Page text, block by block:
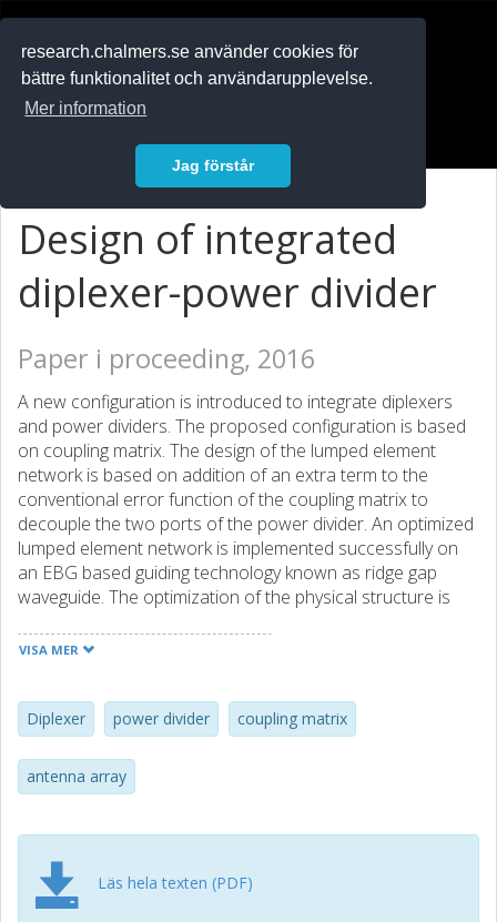
research.chalmers.se använder cookies för
bättre funktionalitet och användarupplevelse.
Mer information
Jag förstår
Design of integrated
diplexer-power divider
Paper i proceeding, 2016
A new configuration is introduced to integrate diplexers
and power dividers. The proposed configuration is based
on coupling matrix. The design of the lumped element
network is based on addition of an extra term to the
conventional error function of the coupling matrix to
decouple the two ports of the power divider. An optimized
lumped element network is implemented successfully on
an EBG based guiding technology known as ridge gap
waveguide. The optimization of the physical structure is
many sub-circuits and analyzing the corrected delay
VISA MER
Diplexer power divider coupling matrix
antenna array
Läs hela texten (PDF)